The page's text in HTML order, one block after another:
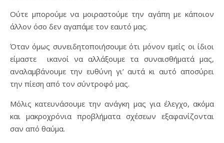
Ούτε μπορούμε να μοιραστούμε την αγάπη με κάποιον
άλλον όσο δεν αγαπάμε τον εαυτό μας.
Όταν όμως συνειδητοποιήσουμε ότι μόνον εμείς οι ίδιοι
είμαστε ικανοί να αλλάξουμε τα συναισθήματά μας,
αναλαμβάνουμε την ευθύνη γι’ αυτά κι αυτό αποσύρει
την πίεση από τον σύντροφό μας.
Μόλις κατευνάσουμε την ανάγκη μας για έλεγχο, ακόμα
και μακροχρόνια προβλήματα σχέσεων εξαφανίζονται
σαν από θαύμα.